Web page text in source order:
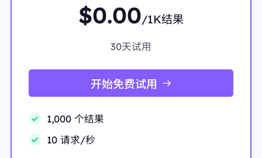
$0.00/1K结果
30天试用
开始免费试用
1,000 个结果
10 请求/秒